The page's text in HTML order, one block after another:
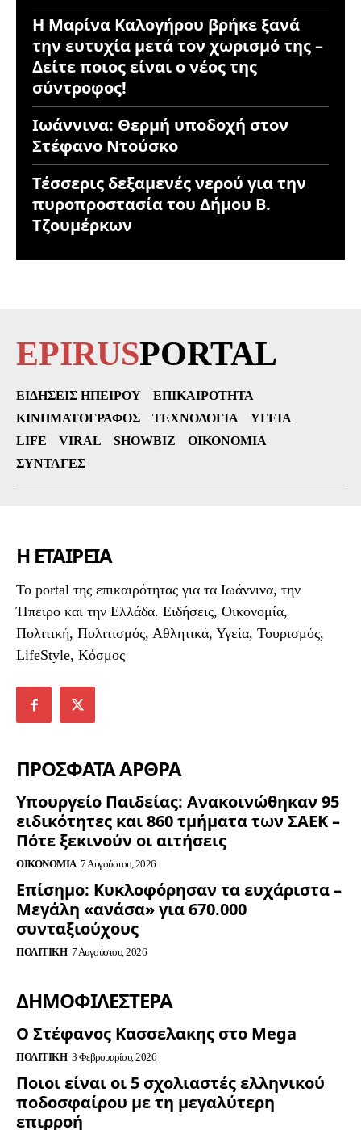
Η Μαρίνα Καλογήρου βρήκε ξανά
την ευτυχία μετά τον χωρισμό της –
Δείτε ποιος είναι ο νέος της
σύντροφος!
Ιωάννινα: Θερμή υποδοχή στον
Στέφανο Ντούσκο
Τέσσερις δεξαμενές νερού για την
πυροπροστασία του Δήμου Β.
Τζουμέρκων
EPIRUSPORTAL
ΕΙΔΉΣΕΙΣ ΗΠΕΊΡΟΥ
ΕΠΙΚΑΙΡΌΤΗΤΑ
ΚΙΝΗΜΑΤΟΓΡΆΦΟΣ
ΤΕΧΝΟΛΟΓΊΑ
ΥΓΕΊΑ
LIFE
VIRAL SHOWBIZ
ΟΙΚΟΝΟΜΊΑ
ΣΥΝΤΑΓΈΣ
Η ΕΤΑΙΡΕΙΑ
To portal της επικαιρότητας για τα Ιωάννινα, την
Ήπειρο και την Ελλάδα. Ειδήσεις, Οικονομία,
Πολιτική, Πολιτισμός, Αθλητικά, Υγεία, Τουρισμός,
LifeStyle, Κόσμος
ΠΡΟΣΦΑΤΑ ΑΡΘΡΑ
Υπουργείο Παιδείας: Ανακοινώθηκαν 95
ειδικότητες και 860 τμήματα των ΣΑΕΚ –
Πότε ξεκινούν οι αιτήσεις
ΟΙΚΟΝΟΜΊΑ 7 Αυγούστου, 2026
Επίσημο: Κυκλοφόρησαν τα ευχάριστα –
Μεγάλη «ανάσα» για 670.000
συνταξιούχους
ΠΟΛΙΤΙΚΉ 7 Αυγούστου, 2026
ΔΗΜΟΦΙΛΈΣΤΕΡΑ
Ο Στέφανος Κασσελακης στο Mega
ΠΟΛΙΤΙΚΉ 3 Φεβρουαρίου, 2026
Ποιοι είναι οι 5 σχολιαστές ελληνικού
ποδοσφαίρου με τη μεγαλύτερη
επιρροή